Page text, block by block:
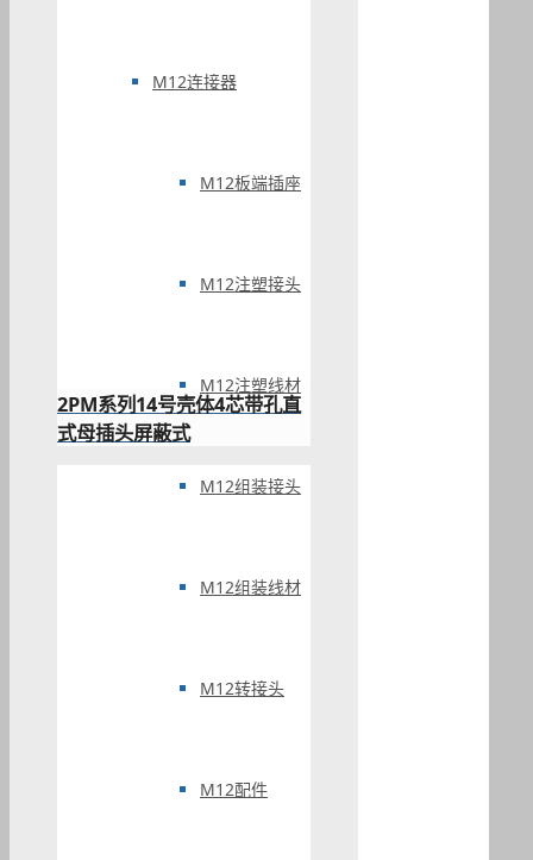
M12连接器
M12板端插座
M12注塑接头
M12注塑线材
M12组装接头
M12组装线材
M12转接头
M12配件
2PM系列14号壳体4芯带孔直
式母插头屏蔽式